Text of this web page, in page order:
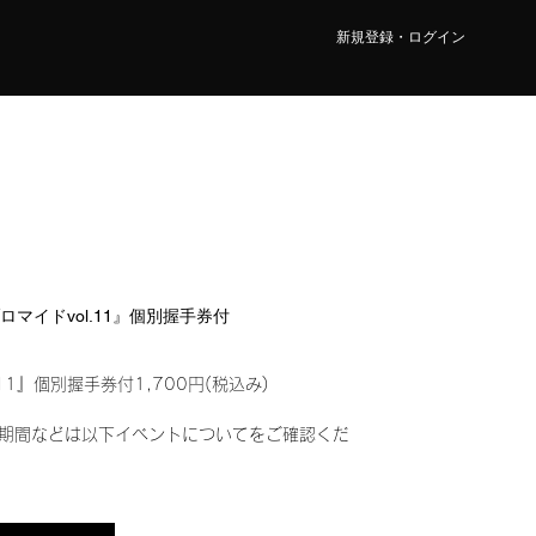
新規登録・ログイン
マイドvol.11』個別握手券付
』個別握手券付1,700円(税込み)
間などは以下イベントについてをご確認くだ